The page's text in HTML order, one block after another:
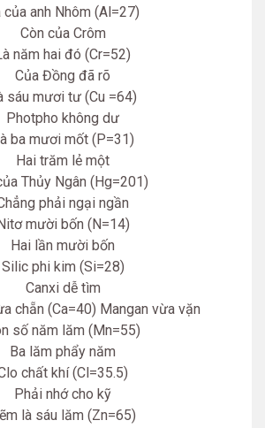
của anh Nhôm (Al=27)
Còn của Crôm
năm hai đó (Cr=52)
Của Đồng đã rõ
sáu mươi tư (Cu =64)
Photpho không dư
ba mươi mốt (P=31)
Hai trăm lẻ một
Thủy Ngân (Hg=201)
phải ngại ngần
mười bốn (N=14)
Hai lần mười bốn
Silic phi kim (Si=28)
Canxi dễ tìm
chẵn (Ca=40) Mangan vừa vặn
số năm lăm (Mn=55)
Ba lăm phẩy năm
chất khí (Cl=35.5)
Phải nhớ cho kỹ
là sáu lăm (Zn=65)